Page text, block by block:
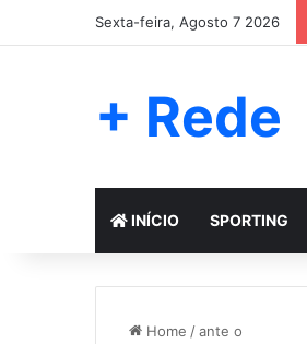
Sexta-feira, Agosto 7 2026
+ Rede
INÍCIO SPORTING
Home /ante o